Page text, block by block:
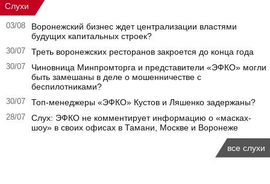
Слухи
03/08
Воронежский бизнес ждет централизации властями
будущих капитальных строек?
30/07 Треть воронежских ресторанов закроется до конца года
30/07
Чиновница Минпромторга и представители «ЭФКО» могли
быть замешаны в деле о мошенничестве с
беспилотниками?
30/07 Топ-менеджеры «ЭФКО» Кустов и Ляшенко задержаны?
28/07
Слух: ЭФКО не комментирует информацию о «масках-
шоу» в своих офисах в Тамани, Москве и Воронеже
все слухи